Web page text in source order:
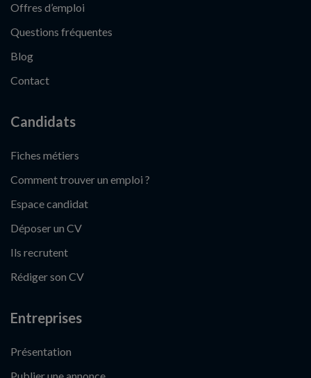
Offres d’emploi
Questions fréquentes
Blog
Contact
Candidats
Fiches métiers
Comment trouver un emploi ?
Espace candidat
Déposer un CV
Ils recrutent
Rédiger son CV
Entreprises
Présentation